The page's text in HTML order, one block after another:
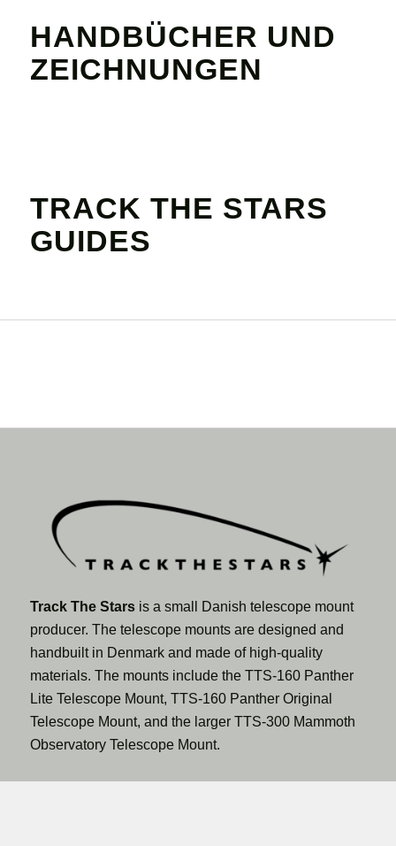
HANDBÜCHER UND
ZEICHNUNGEN
TRACK THE STARS
GUIDES
Track The Starsis a small Danish telescope mount
producer. The telescope mounts are designed and
handbuilt in Denmark and made of high-quality
materials. The mounts include the TTS-160 Panther
Lite Telescope Mount, TTS-160 Panther Original
Telescope Mount, and the larger TTS-300 Mammoth
Observatory Telescope Mount.